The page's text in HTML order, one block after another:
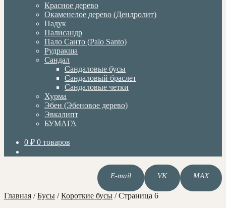
Красное дерево
Окаменелое дерево (Дендролит)
Падук
Палисандр
Пало Санто (Palo Santo)
Рудракша
Сандал
Сандаловые бусы
Сандаловый браслет
Сандаловые четки
Хурма
Эбен (Эбеновое дерево)
Эвкалипт
БУМАГА
0 ₽ 0 товаров
E-mail VK MAX
Главная /Бусы /Короткие бусы /Страница 6